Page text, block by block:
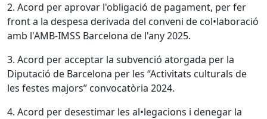
2. Acord per aprovar l'obligació de pagament, per fer
front a la despesa derivada del conveni de col•laboració
amb l'AMB-IMSS Barcelona de l'any 2025.
3. Acord per acceptar la subvenció atorgada per la
Diputació de Barcelona per les “Activitats culturals de
les festes majors” convocatòria 2024.
4. Acord per desestimar les al•legacions i denegar la